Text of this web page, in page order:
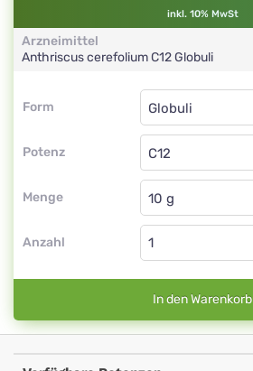
inkl. 10% MwSt
Arzneimittel
Anthriscus cerefoliumC12Globuli
Form
Form
Potenz
Globuli
C12
Menge
Globuli
Anzahl
In den Warenkorb